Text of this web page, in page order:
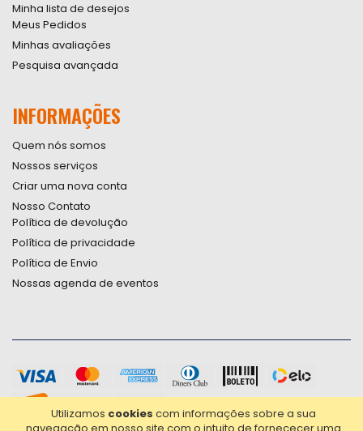
Utilizamos cookies com informações sobre a sua
Minha lista de desejos
Meus Pedidos
Minhas avaliações
Pesquisa avançada
INFORMAÇÕES
Quem nós somos
Nossos serviços
Criar uma nova conta
Nosso Contato
Política de devolução
Política de privacidade
Política de Envio
Nossas agenda de eventos